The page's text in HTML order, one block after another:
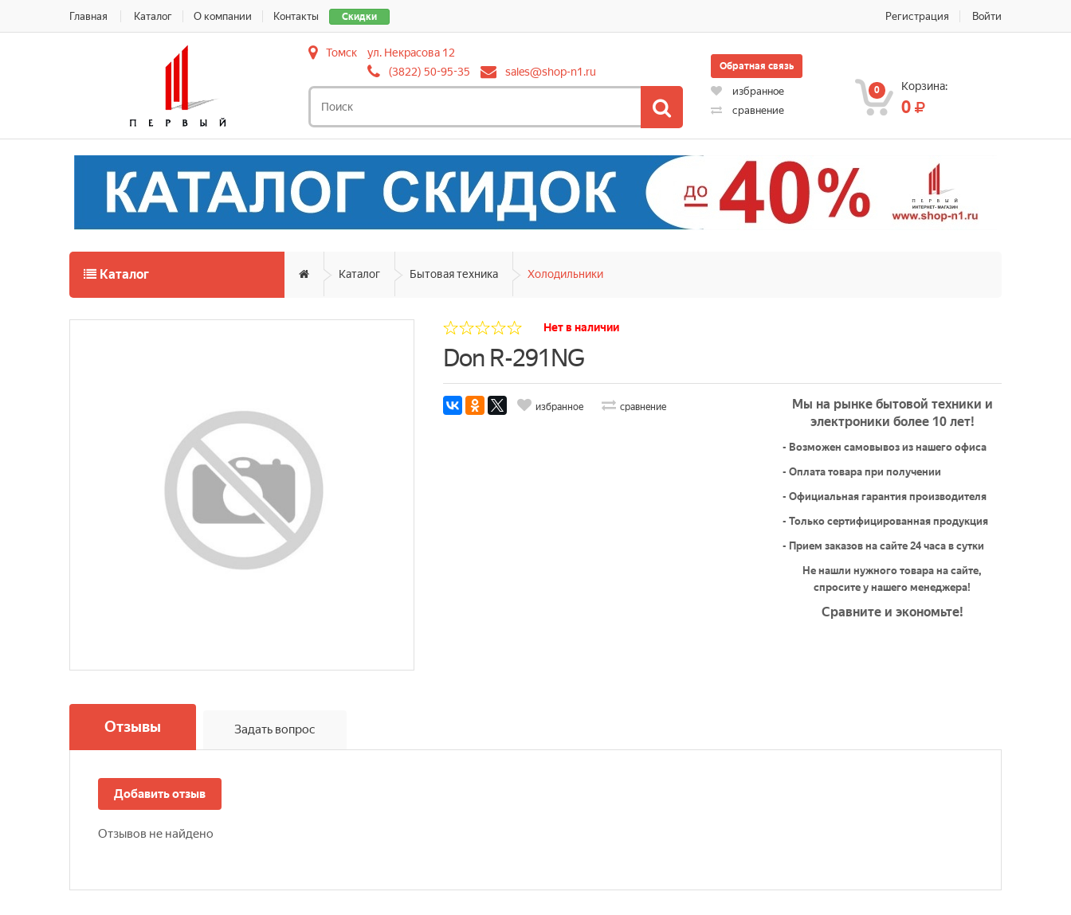
Скидки
Главная Каталог О компании Контакты Регистрация Войти
Томск
ул. Некрасова 12
(3822) 50-95-35
sales@shop-n1.ru Обратная связь
избранное
сравнение
0 Корзина:
0
Каталог Каталог Бытовая техника Холодильники
Нет в наличии
Don R-291NG
избранное сравнение
Мы на рынке бытовой техники и
электроники более 10 лет!
- Возможен самовывоз из нашего офиса
- Оплата товара при получении
- Официальная гарантия производителя
- Только сертифицированная продукция
- Прием заказов на сайте 24 часа в сутки
Не нашли нужного товара на сайте,
спросите у нашего менеджера!
Сравните и экономьте!
Отзывы Задать вопрос
Добавить отзыв
Отзывов не найдено